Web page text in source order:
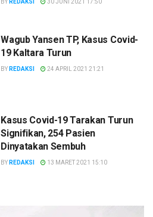
BY REDAKSI 30 JUNI 2021 17:50
Wagub Yansen TP, Kasus Covid-
19 Kaltara Turun
BY REDAKSI 24 APRIL 2021 21:21
Kasus Covid-19 Tarakan Turun
Signifikan, 254 Pasien
Dinyatakan Sembuh
BY REDAKSI 13 MARET 2021 15:10